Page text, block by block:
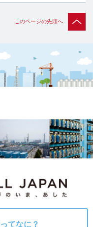
このページの先頭へ
ってなに？